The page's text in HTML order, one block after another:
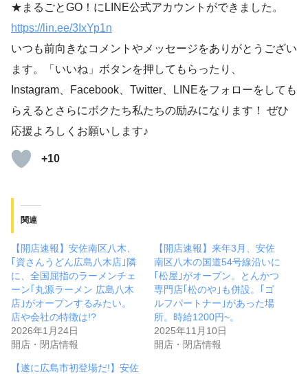
★まるごとGO！にLINE公式アカウントができました。
https://lin.ee/3IxYp1n
いつも前向きなコメントやメッセージをありがとうござい
ます。「いいね」ボタンを押してもらったり、
Instagram、Facebook、Twitter、LINEをフォローをしても
らえるとさらにボクたち私たちの励みになります！ ぜひ
応援よろしくお願いします♪
+10
関連
【開店速報】安佐南区八木、
｢資さんうどん広島八木店｣隣
に、全国屈指のラーメンチェ
ーン｢丸源ラーメン 広島八木
店｣がオープンするみたい。
店や会社の特徴は!?
2026年1月24日
開店・閉店情報
【開店速報】来年3月、安佐
南区八木の国道54号線沿いに
｢松屋｣がオープン。とんかつ
専門店｢松のや｣も併設。｢ゴ
ルフパートナー｣があった場
所。時給1200円~。
2025年11月10日
開店・閉店情報
【遂に広島市初登場だ!】安佐